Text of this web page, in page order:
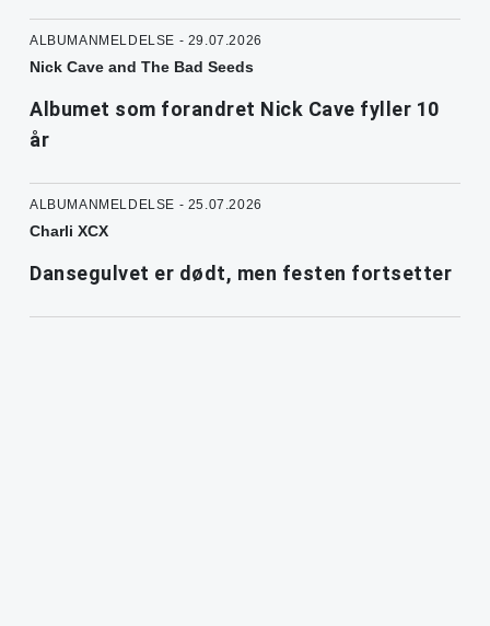
ALBUMANMELDELSE - 29.07.2026
Nick Cave and The Bad Seeds
Albumet som forandret Nick Cave fyller 10
år
ALBUMANMELDELSE - 25.07.2026
Charli XCX
Dansegulvet er dødt, men festen fortsetter